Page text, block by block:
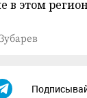
в этом